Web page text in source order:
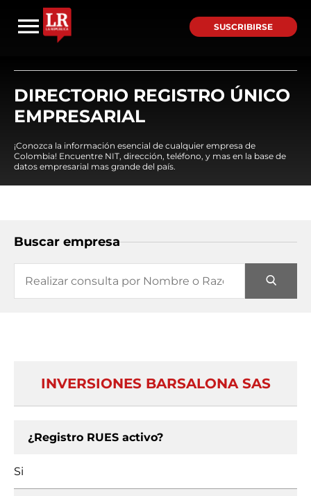
SUSCRIBIRSE
DIRECTORIO REGISTRO ÚNICO
EMPRESARIAL
¡Conozca la información esencial de cualquier empresa de
Colombia! Encuentre NIT, dirección, teléfono, y mas en la base de
datos empresarial mas grande del país.
Buscar empresa
INVERSIONES BARSALONA SAS
¿Registro RUES activo?
Si